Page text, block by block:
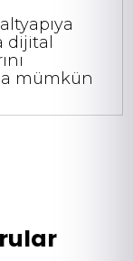
dijital
mümkün